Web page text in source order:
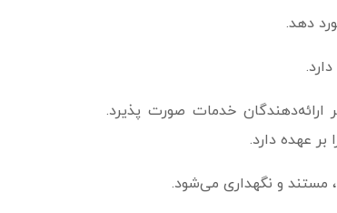
دهد.
خدمات صورت پذیرد.
عهده دارد.
مستند و نگهداری می‌شود.